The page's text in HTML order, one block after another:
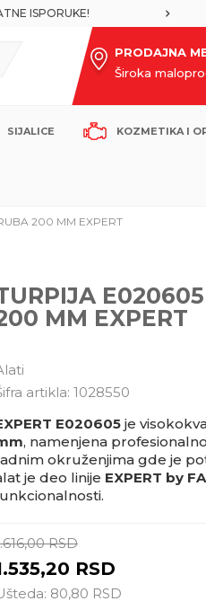
ISPORUKE!
PRODAJNA
Široka
SIJALICE KOZMETIKA I
200 MM EXPERT
MM EXPERT
artikla: 1028550
E020605 je
, namenjena
okruženjima gde je
je deo linije EXPERT by
RSD
RSD
80,80 RSD